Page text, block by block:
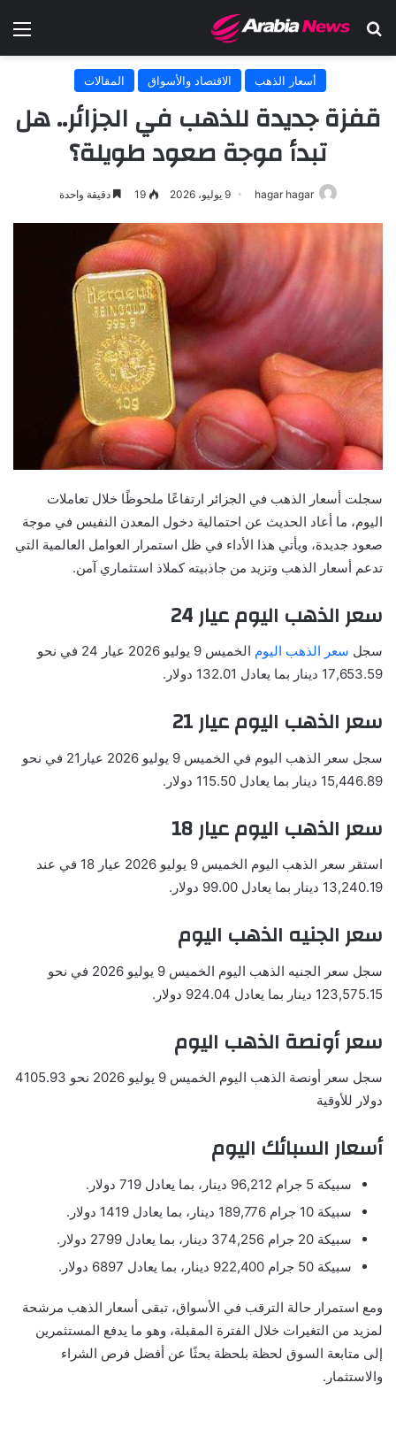
بحث عن
أسعار الذهب الاقتصاد والأسواق المقالات
قفزة جديدة للذهب في الجزائر.. هل
تبدأ موجة صعود طويلة؟
hagar hagar 9 يوليو، 2026 19 دقيقة واحدة
سجلت أسعار الذهب في الجزائر ارتفاعًا ملحوظًا خلال تعاملات
اليوم، ما أعاد الحديث عن احتمالية دخول المعدن النفيس في موجة
صعود جديدة، ويأتي هذا الأداء في ظل استمرار العوامل العالمية التي
تدعم أسعار الذهب وتزيد من جاذبيته كملاذ استثماري آمن.
سعر الذهب اليوم عيار 24
سجل سعر الذهب اليوم
الخميس 9 يوليو 2026 عيار 24 في نحو
17,653.59 دينار بما يعادل 132.01 دولار.
سعر الذهب اليوم عيار 21
سجل سعر الذهب اليوم في الخميس 9 يوليو 2026 عيار21 في نحو
15,446.89 دينار بما يعادل 115.50 دولار.
سعر الذهب اليوم عيار 18
استقر سعر الذهب اليوم الخميس 9 يوليو 2026 عيار 18 في عند
13,240.19 دينار بما يعادل 99.00 دولار.
سعر الجنيه الذهب اليوم
سجل سعر الجنيه الذهب اليوم الخميس 9 يوليو 2026 في نحو
123,575.15 دينار بما يعادل 924.04 دولار.
سعر أونصة الذهب اليوم
سجل سعر أونصة الذهب اليوم الخميس 9 يوليو 2026 نحو 4105.93
دولار للأوقية
أسعار السبائك اليوم
سبيكة 5 جرام 96,212 دينار، بما يعادل 719 دولار.
سبيكة 10 جرام 189,776 دينار، بما يعادل 1419 دولار.
سبيكة 20 جرام 374,256 دينار، بما يعادل 2799 دولار.
سبيكة 50 جرام 922,400 دينار، بما يعادل 6897 دولار.
ومع استمرار حالة الترقب في الأسواق، تبقى أسعار الذهب مرشحة
لمزيد من التغيرات خلال الفترة المقبلة، وهو ما يدفع المستثمرين
إلى متابعة السوق لحظة بلحظة بحثًا عن أفضل فرص الشراء
والاستثمار.